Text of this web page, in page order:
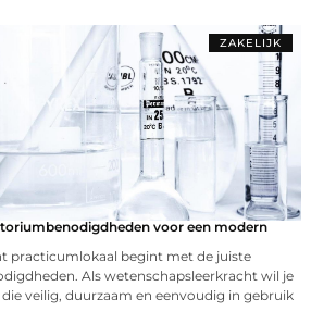
ZAKELIJK
voor een modern
practicumlokaal begint met de juiste
Als wetenschapsleerkracht wil je
veilig, duurzaam en eenvoudig in gebruik